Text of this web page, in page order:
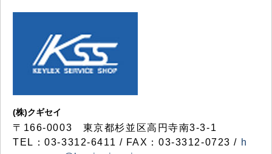
(株)クギセイ
〒166-0003 東京都杉並区高円寺南3-3-1
TEL：03-3312-6411 / FAX：03-3312-0723 / h